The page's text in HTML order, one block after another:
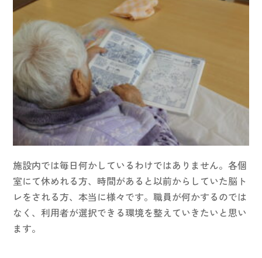
施設内では毎日何かしているわけではありません。各個
室にて休めれる方、時間があると以前からしていた脳ト
レをされる方、本当に様々です。職員が何かするのでは
なく、利用者が選択できる環境を整えていきたいと思い
ます。